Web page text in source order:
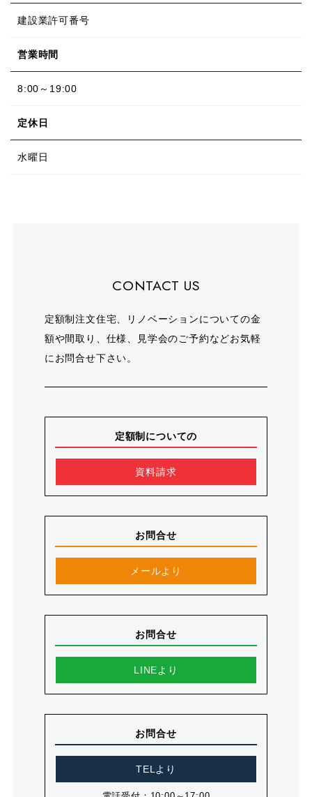
建設業許可番号
営業時間
8:00～19:00
定休日
水曜日
CONTACT US
定額制注文住宅、リノベーションについての金
額や間取り、仕様、見学会のご予約などお気軽
にお問合せ下さい。
定額制についての
資料請求
お問合せ
メールより
お問合せ
LINEより
お問合せ
TELより